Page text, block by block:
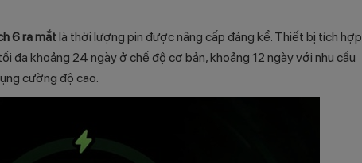
6 ra mắtlà thời lượng pin được nâng cấp đáng kể. Thiết bị tích hợp
đa khoảng 24 ngày ở chế độ cơ bản, khoảng 12 ngày với nhu cầu
cường độ cao.